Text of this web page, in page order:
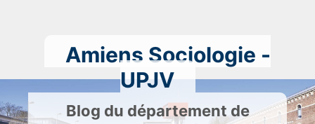
Amiens Sociologie -
UPJV
Blog du département de